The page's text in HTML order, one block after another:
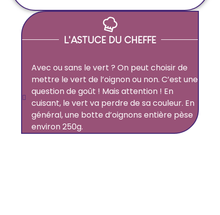
L'ASTUCE DU CHEFFE
Avec ou sans le vert ? On peut choisir de
mettre le vert de l’oignon ou non. C’est une
question de goût ! Mais attention ! En
cuisant, le vert va perdre de sa couleur. En
général, une botte d’oignons entière pèse
environ 250g.